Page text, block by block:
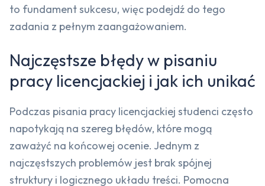
to fundament sukcesu, więc podejdź do tego
zadania z pełnym zaangażowaniem.
Najczęstsze błędy w pisaniu
pracy licencjackiej i jak ich unikać
Podczas pisania pracy licencjackiej studenci często
napotykają na szereg błędów, które mogą
zaważyć na końcowej ocenie. Jednym z
najczęstszych problemów jest brak spójnej
struktury i logicznego układu treści. Pomocna